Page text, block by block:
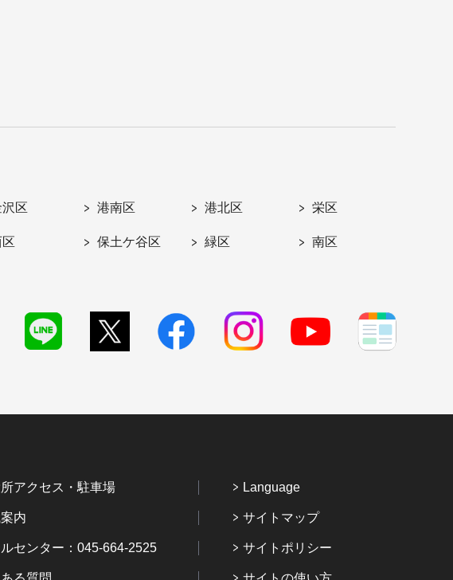
沢区 港南区 港北区 栄区
保土ケ谷区 緑区 南区
アクセス・駐車場
内
センター：045-664-2525
Language
サイトマップ
サイトポリシー